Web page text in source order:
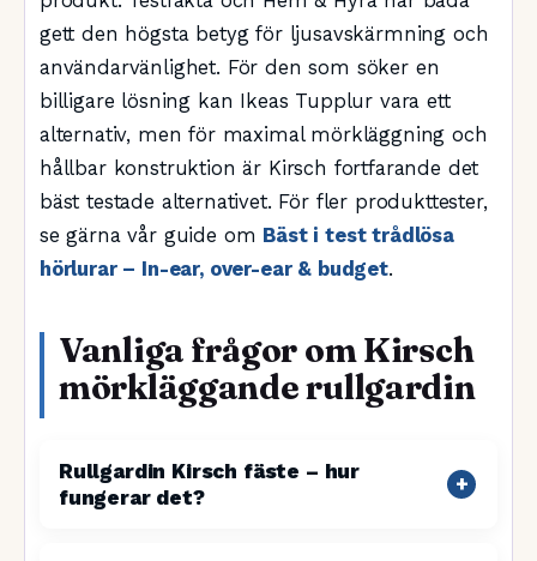
gett den högsta betyg för ljusavskärmning och
användarvänlighet. För den som söker en
billigare lösning kan Ikeas Tupplur vara ett
alternativ, men för maximal mörkläggning och
hållbar konstruktion är Kirsch fortfarande det
bäst testade alternativet. För fler produkttester,
se gärna vår guide om Bäst i test trådlösa
hörlurar – In-ear, over-ear & budget.
Vanliga frågor om Kirsch
mörkläggande rullgardin
Rullgardin Kirsch fäste – hur
fungerar det?